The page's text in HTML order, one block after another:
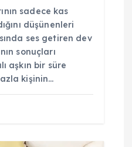
sadece kas
düşünenleri
ses getiren dev
sonuçları
aşkın bir süre
kişinin…